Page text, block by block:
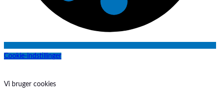
Cookie-indstillinger
Vi bruger cookies